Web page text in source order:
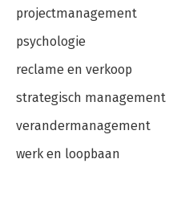
projectmanagement
psychologie
reclame en verkoop
strategisch management
verandermanagement
werk en loopbaan